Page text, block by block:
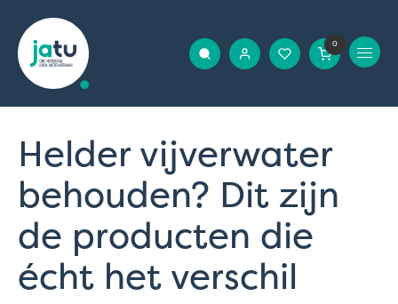
0
Helder vijverwater
behouden? Dit zijn
de producten die
écht het verschil